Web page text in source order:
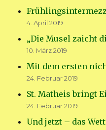
4. April 2019
„Die Musel zaicht
10. März 2019
Mit dem ersten
24. Februar 2019
St. Matheis bringt
24. Februar 2019
Und jetzt – das